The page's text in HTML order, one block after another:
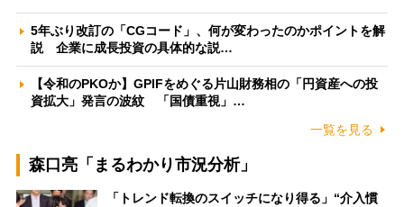
5年ぶり改訂の「CGコード」、何が変わったのかポイントを解
説 企業に成長投資の具体的な説…
【令和のPKOか】GPIFをめぐる片山財務相の「円資産への投
資拡大」発言の波紋 「国債重視」…
一覧を見る
森口亮「まるわかり市況分析」
「トレンド転換のスイッチになり得る」“介入慣